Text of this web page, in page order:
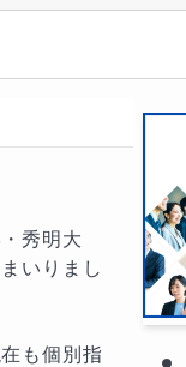
秀明大
いりまし
も個別指